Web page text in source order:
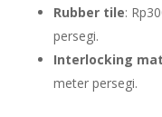
Rubber tile:
persegi.
Interlocking mat
meter persegi.